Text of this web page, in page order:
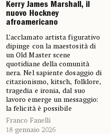
Kerry James Marshall, il
nuovo Hockney
afroamericano
L’acclamato artista figurativo
dipinge con la maestosità di
un Old Master scene
quotidiane della comunità
nera. Nel sapiente dosaggio di
citazionismo, kitsch, folklore,
tragedia e ironia, dal suo
lavoro emerge un messaggio:
la felicità è possibile
Franco Fanelli
18 gennaio 2026